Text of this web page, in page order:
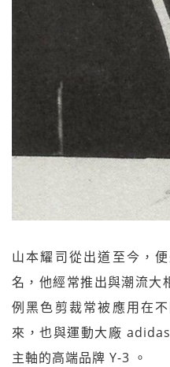
山本耀司從出道至今，
名，他經常推出與潮流大
例黑色剪裁常被應用在
來，也與運動大廠
主軸的高端品牌 Y-3 。